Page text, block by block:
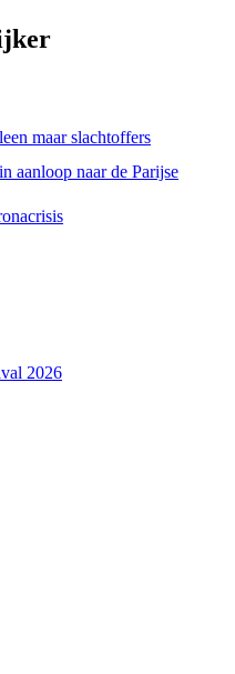
maar slachtoffers
aanloop naar de Parijse
2026